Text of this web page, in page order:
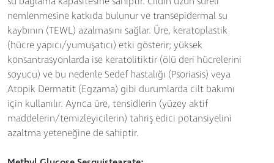
nemlenmesine katkıda bulunur ve transepidermal su
kaybının (TEWL) azalmasını sağlar. Üre, keratoplastik
(hücre yapıcı/yumuşatıcı) etki gösterir; yüksek
konsantrasyonlarda ise keratolitiktir (ölü deri hücrelerini
soyucu) ve bu nedenle Sedef hastalığı (Psoriasis) veya
Atopik Dermatit (Egzama) gibi durumlarda cilt bakımı
için kullanılır. Ayrıca üre, tensidlerin (yüzey aktif
maddelerin/temizleyicilerin) tahriş edici potansiyelini
azaltma yeteneğine de sahiptir.